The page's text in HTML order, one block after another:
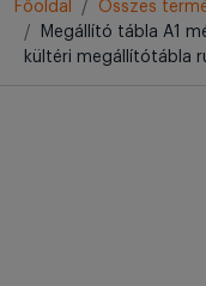
Főoldal Összes
Megállító tábla A1
kültéri megállítótábla